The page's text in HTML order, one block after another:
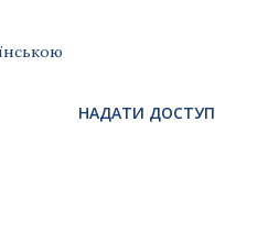
НАДАТИ ДОСТУП